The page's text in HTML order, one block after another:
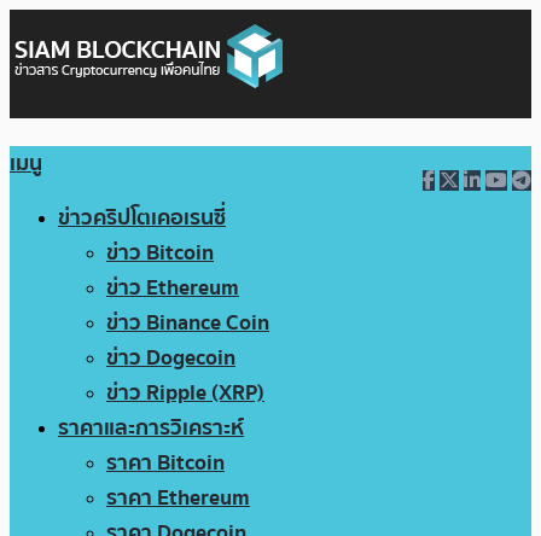
เมนู
ข่าวคริปโตเคอเรนซี่
ข่าว Bitcoin
ข่าว Ethereum
ข่าว Binance Coin
ข่าว Dogecoin
ข่าว Ripple (XRP)
ราคาและการวิเคราะห์
ราคา Bitcoin
ราคา Ethereum